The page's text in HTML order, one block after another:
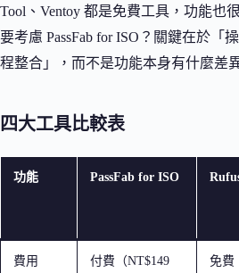
Tool、Ventoy 都是免費工具，功能也
要考慮 PassFab for ISO？關鍵在於「
程整合」，而不是功能本身有什麼差
四大工具比較表
功能 PassFab for ISO
費用
付費（NT$149
免費